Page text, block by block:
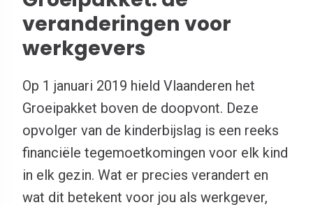
veranderingen voor
werkgevers
Op 1 januari 2019 hield Vlaanderen het
Groeipakket boven de doopvont. Deze
opvolger van de kinderbijslag is een reeks
financiële tegemoetkomingen voor elk kind
in elk gezin. Wat er precies verandert en
wat dit betekent voor jou als werkgever,